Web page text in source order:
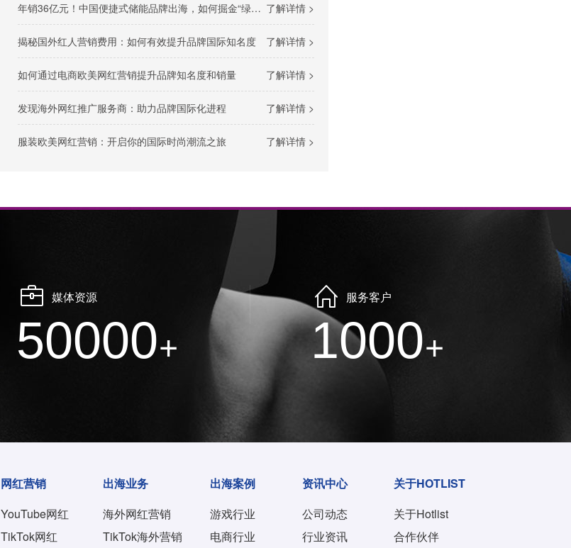
了解详情 >
年销36亿元！中国便捷式储能品牌出海，如何掘金“绿色经济”新风口
了解详情 >
揭秘国外红人营销费用：如何有效提升品牌国际知名度
了解详情 >
如何通过电商欧美网红营销提升品牌知名度和销量
了解详情 >
发现海外网红推广服务商：助力品牌国际化进程
了解详情 >
服装欧美网红营销：开启你的国际时尚潮流之旅
媒体资源
50000+
服务客户
1000+
网红营销
YouTube网红
TikTok网红
出海业务
海外网红营销
TikTok海外营销
出海案例
游戏行业
电商行业
资讯中心
公司动态
行业资讯
关于HOTLIST
关于Hotlist
合作伙伴